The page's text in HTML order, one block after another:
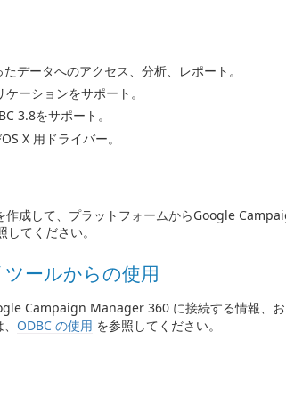
データへのアクセス、分析、レポート。
ーションをサポート。
3.8をサポート。
X 用ドライバー。
作成して、プラットフォームからGoogle
してください。
ールからの使用
Campaign Manager 360 に接続する情報、
ODBC の使用 を参照してください。